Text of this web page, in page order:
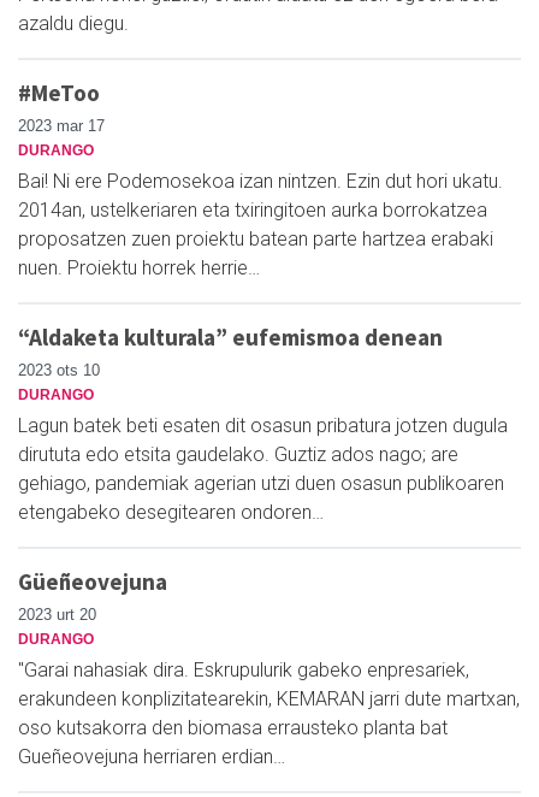
azaldu diegu.
#MeToo
2023 mar 17
DURANGO
Bai! Ni ere Podemosekoa izan nintzen. Ezin dut hori ukatu.
2014an, ustelkeriaren eta txiringitoen aurka borrokatzea
proposatzen zuen proiektu batean parte hartzea erabaki
nuen. Proiektu horrek herrie…
“Aldaketa kulturala” eufemismoa denean
2023 ots 10
DURANGO
Lagun batek beti esaten dit osasun pribatura jotzen dugula
dirututa edo etsita gaudelako. Guztiz ados nago; are
gehiago, pandemiak agerian utzi duen osasun publikoaren
etengabeko desegitearen ondoren…
Güeñeovejuna
2023 urt 20
DURANGO
"Garai nahasiak dira. Eskrupulurik gabeko enpresariek,
erakundeen konplizitatearekin, KEMARAN jarri dute martxan,
oso kutsakorra den biomasa errausteko planta bat
Gueñeovejuna herriaren erdian…